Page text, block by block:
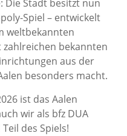
Die Stadt besitzt nun
Spiel – entwickelt
weltbekannten
bekannten
aus der
besonders macht.
ist das Aalen
wir als bfz DUA
des Spiels!